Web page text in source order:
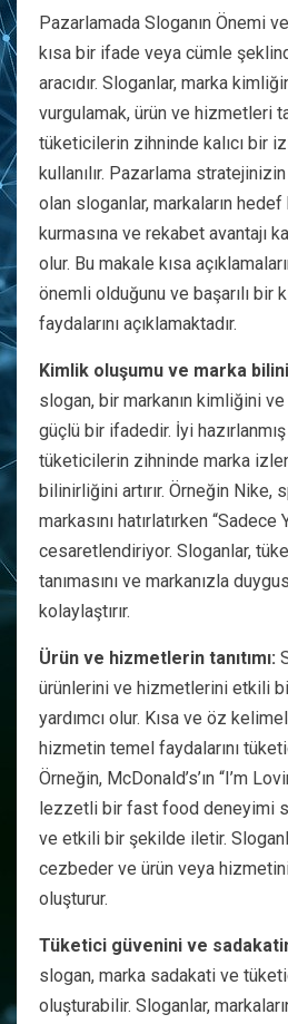
Pazarlamada Sloganın Önemi
kısa bir ifade veya cümle
aracıdır. Sloganlar, marka
vurgulamak, ürün ve hizmetleri
tüketicilerin zihninde kalıcı bir
kullanılır. Pazarlama
olan sloganlar, markaların
kurmasına ve rekabet avantajı
olur. Bu makale kısa
önemli olduğunu ve başarılı bir
faydalarını açıklamaktadır.
Kimlik oluşumu ve marka
slogan, bir markanın kimliğini
güçlü bir ifadedir. İyi
tüketicilerin zihninde marka
bilinirliğini artırır. Örneğin Nike,
markasını hatırlatırken “Sadece
cesaretlendiriyor. Sloganlar,
tanımasını ve markanızla
kolaylaştırır.
Ürün ve hizmetlerin tanıtımı:
ürünlerini ve hizmetlerini etkili
yardımcı olur. Kısa ve öz
hizmetin temel faydalarını
Örneğin, McDonald’s’ın “I’m
lezzetli bir fast food deneyimi
ve etkili bir şekilde iletir.
cezbeder ve ürün veya
oluşturur.
Tüketici güvenini ve
slogan, marka sadakati ve
oluşturabilir. Sloganlar,